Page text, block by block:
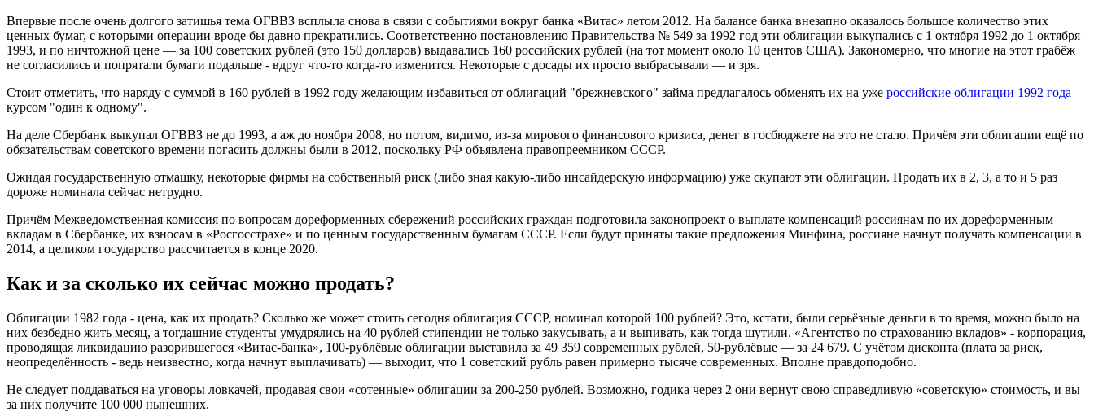
Впервые после очень долгого затишья тема ОГВВЗ всплыла снова в связи с событиями вокруг банка «Витас» летом 2012. На балансе банка внезапно оказалось большое количество этих
ценных бумаг, с которыми операции вроде бы давно прекратились. Соответственно постановлению Правительства № 549 за 1992 год эти облигации выкупались с 1 октября 1992 до 1 октября
1993, и по ничтожной цене — за 100 советских рублей (это 150 долларов) выдавались 160 российских рублей (на тот момент около 10 центов США). Закономерно, что многие на этот грабёж
не согласились и попрятали бумаги подальше - вдруг что-то когда-то изменится. Некоторые с досады их просто выбрасывали — и зря.
Стоит отметить, что наряду с суммой в 160 рублей в 1992 году желающим избавиться от облигаций "брежневского" займа предлагалось обменять их на уже российские облигации 1992 года
курсом "один к одному".
На деле Сбербанк выкупал ОГВВЗ не до 1993, а аж до ноября 2008, но потом, видимо, из-за мирового финансового кризиса, денег в госбюджете на это не стало. Причём эти облигации ещё по
обязательствам советского времени погасить должны были в 2012, поскольку РФ объявлена правопреемником СССР.
Ожидая государственную отмашку, некоторые фирмы на собственный риск (либо зная какую-либо инсайдерскую информацию) уже скупают эти облигации. Продать их в 2, 3, а то и 5 раз
дороже номинала сейчас нетрудно.
Причём Межведомственная комиссия по вопросам дореформенных сбережений российских граждан подготовила законопроект о выплате компенсаций россиянам по их дореформенным
вкладам в Сбербанке, их взносам в «Росгосстрахе» и по ценным государственным бумагам СССР. Если будут приняты такие предложения Минфина, россияне начнут получать компенсации в
2014, а целиком государство рассчитается в конце 2020.
Как и за сколько их сейчас можно продать?
Облигации 1982 года - цена, как их продать? Сколько же может стоить сегодня облигация СССР, номинал которой 100 рублей? Это, кстати, были серьёзные деньги в то время, можно было на
них безбедно жить месяц, а тогдашние студенты умудрялись на 40 рублей стипендии не только закусывать, а и выпивать, как тогда шутили. «Агентство по страхованию вкладов» - корпорация,
проводящая ликвидацию разорившегося «Витас-банка», 100-рублёвые облигации выставила за 49 359 современных рублей, 50-рублёвые — за 24 679. С учётом дисконта (плата за риск,
неопределённость - ведь неизвестно, когда начнут выплачивать) — выходит, что 1 советский рубль равен примерно тысяче современных. Вполне правдоподобно.
Не следует поддаваться на уговоры ловкачей, продавая свои «сотенные» облигации за 200-250 рублей. Возможно, годика через 2 они вернут свою справедливую «советскую» стоимость, и вы
за них получите 100 000 нынешних.